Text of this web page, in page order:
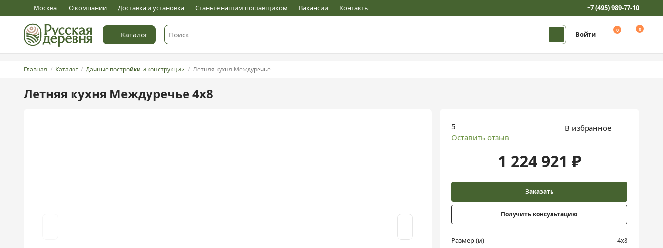
Москва О компании Доставка и установка Станьте нашим поставщиком Вакансии Контакты +7 (495) 989-77-10
Каталог Войти
0 0
Главная Каталог Дачные постройки и конструкции Летняя кухня Междуречье
Летняя кухня Междуречье 4х8
Оставить отзыв
5
Оставить отзыв
В избранное
1 224 921 ₽
Заказать
Получить консультацию
Размер (м)
4х8